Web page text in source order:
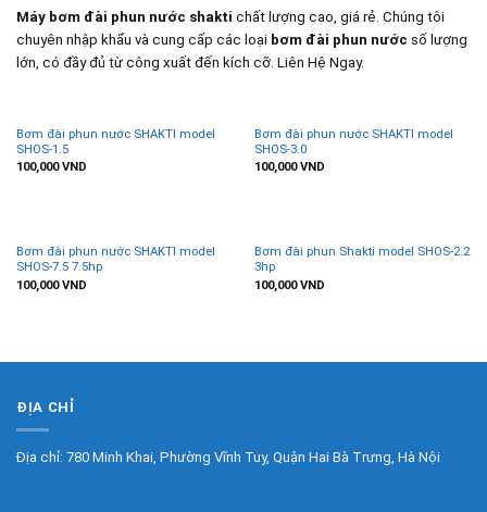
Máy bơm đài phun nước shakti chất lượng cao, giá rẻ. Chúng tôi
chuyên nhập khẩu và cung cấp các loại bơm đài phun nước số lượng
lớn, có đầy đủ từ công xuất đến kích cỡ. Liên Hệ Ngay.
Bơm đài phun nước SHAKTI model
SHOS-1.5
100,000VND
Bơm đài phun nước SHAKTI model
SHOS-3.0
100,000VND
Bơm đài phun nước SHAKTI model
SHOS-7.5 7.5hp
100,000VND
Bơm đài phun Shakti model SHOS-2.2
3hp
100,000VND
ĐỊA CHỈ
Địa chỉ: 780 Minh Khai, Phường Vĩnh Tuy, Quận Hai Bà Trưng, Hà Nội